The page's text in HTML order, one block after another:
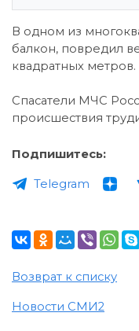
В одном из
балкон, повредил
квадратных метров.
Спасатели МЧС
происшествия
Подпишитесь:
Telegram
Возврат к списку
Новости СМИ2